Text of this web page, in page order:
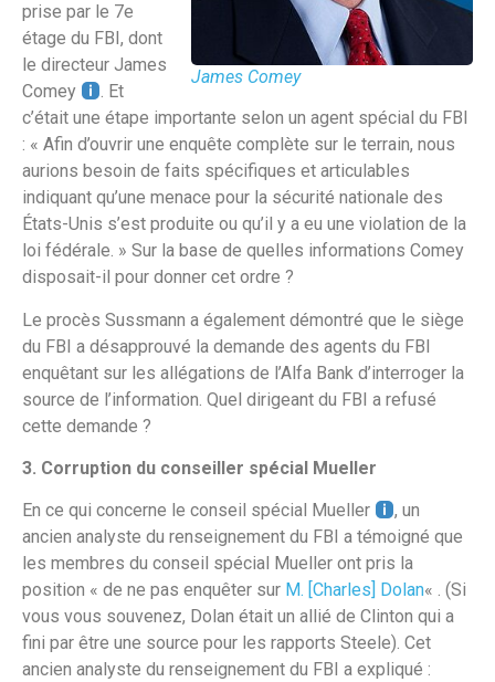
James Comey
prise par le 7e
étage du FBI, dont
le directeur James
Comey
. Et
c’était une étape importante selon un agent spécial du FBI
: « Afin d’ouvrir une enquête complète sur le terrain, nous
aurions besoin de faits spécifiques et articulables
indiquant qu’une menace pour la sécurité nationale des
États-Unis s’est produite ou qu’il y a eu une violation de la
loi fédérale. » Sur la base de quelles informations Comey
disposait-il pour donner cet ordre ?
Le procès Sussmann a également démontré que le siège
du FBI a désapprouvé la demande des agents du FBI
enquêtant sur les allégations de l’Alfa Bank d’interroger la
source de l’information. Quel dirigeant du FBI a refusé
cette demande ?
3. Corruption du conseiller spécial Mueller
En ce qui concerne le conseil spécial Mueller
, un
ancien analyste du renseignement du FBI a témoigné que
les membres du conseil spécial Mueller ont pris la
position « de ne pas enquêter sur M. [Charles] Dolan« . (Si
vous vous souvenez, Dolan était un allié de Clinton qui a
fini par être une source pour les rapports Steele). Cet
ancien analyste du renseignement du FBI a expliqué :